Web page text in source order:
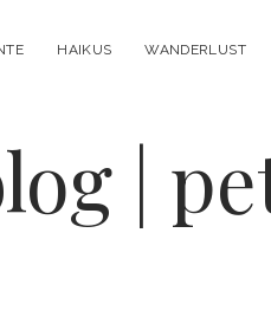
HAIKUS WANDERLUST
|